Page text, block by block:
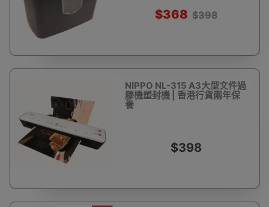
$368 $398
NIPPO NL-315 A3大型文件過
膠機塑封機 | 香港行貨兩年保
養
$398